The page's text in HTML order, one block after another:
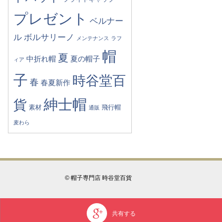
共有する
プレゼント
ベルナー
ル ボルサリーノ メンテナンス ラフ
ィア 中折れ帽 夏 夏の帽子 帽
子 春 春夏新作 時谷堂百
貨 素材 紳士帽 通販 飛行帽
麦わら
© 帽子専門店 時谷堂百貨